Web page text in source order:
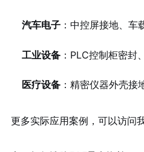
汽车电子：中控屏接地、车
工业设备：PLC控制柜密封
医疗设备：精密仪器外壳接
更多实际应用案例，可以访问